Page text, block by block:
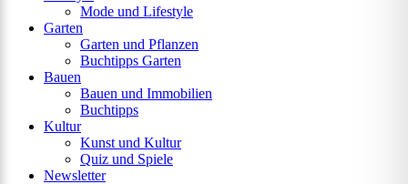
Mode und Lifestyle
Garten
Garten und Pflanzen
Buchtipps Garten
Bauen
Bauen und Immobilien
Buchtipps
Kultur
Kunst und Kultur
Quiz und Spiele
Newsletter